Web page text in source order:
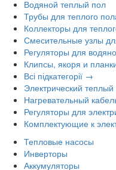
Водяной теплый пол
Трубы для теплого
Коллекторы для
Смесительные узлы
Регуляторы для
Клипсы, якоря и
Всі підкатегорії →
Электрический
Нагревательный
Регуляторы для
Комплектующие к
Тепловые насосы
Инверторы
Аккумуляторы